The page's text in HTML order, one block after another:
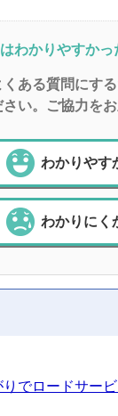
わかりやすかっ
ある質問にす
い。ご協力をお
わかりやす
わかりにく
でロードサー